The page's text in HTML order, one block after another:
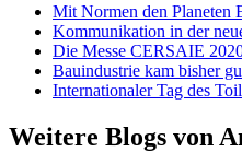
Mit Normen den Planeten
Kommunikation in der
Die Messe CERSAIE
Bauindustrie kam bisher
Internationaler Tag des
Weitere Blogs von